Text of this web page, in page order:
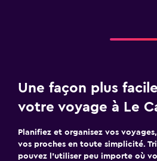
Une façon plus
votre voyage à Le
Planifiez et organisez vos
vos proches en toute simplicité.
pouvez l’utiliser peu importe où